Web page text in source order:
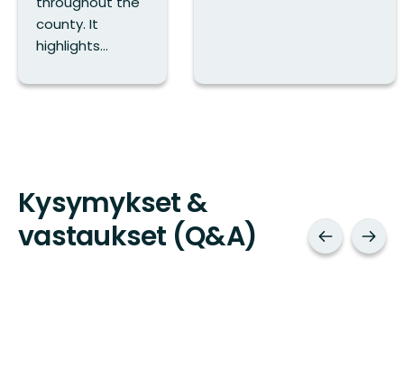
county. It
highlights...
Kysymykset &
vastaukset (Q&A)